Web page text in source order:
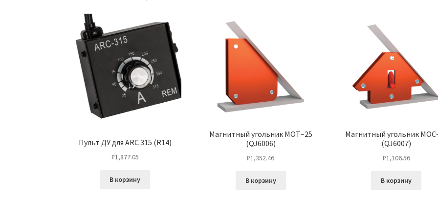
Пульт ДУ для ARC 315 (R14)
₽1,877.05
В корзину
Магнитный угольник МОТ–25
(QJ6006)
₽1,352.46
В корзину
Магнитный угольник
(QJ6007)
₽1,106.56
В корзину